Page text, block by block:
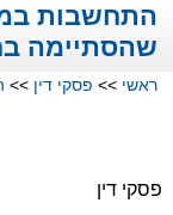
התחשבות
שהסתיימה
ראשי >> פסקי דין >>
פסקי דין